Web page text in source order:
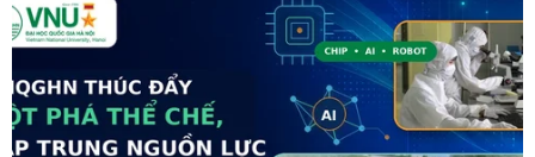
Nanogen sản xuất.